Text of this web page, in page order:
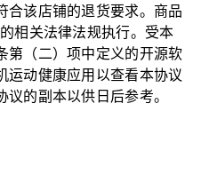
合该店铺的退货要求。商品
相关法律法规执行。受本
第（二）项中定义的开源软
运动健康应用以查看本协议
的副本以供日后参考。